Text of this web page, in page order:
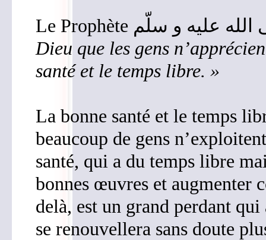
Le Prophète عليه و سلّم
Dieu que les gens
santé et le temps libre. »
La bonne santé et le temps
beaucoup de gens
santé, qui a du temps libre
bonnes œuvres et augmenter
delà, est un grand perdant
se renouvellera sans doute